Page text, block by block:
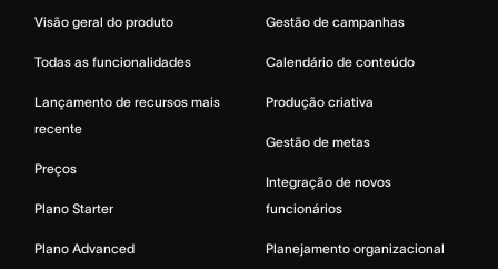
Visão geral do produto
Todas as funcionalidades
Lançamento de recursos mais
recente
Preços
Plano Starter
Plano Advanced
Gestão de campanhas
Calendário de conteúdo
Produção criativa
Gestão de metas
Integração de novos
funcionários
Planejamento organizacional